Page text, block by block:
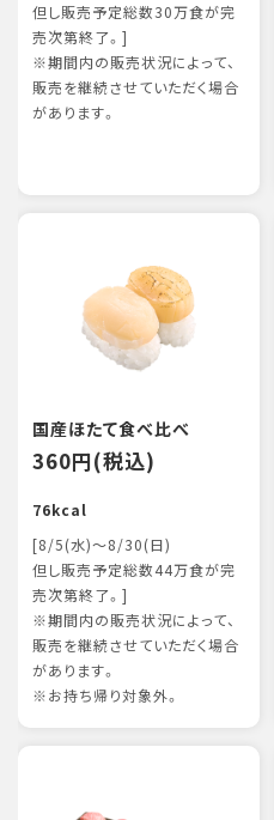
但し販売予定総数30万食が完
売次第終了。]
※期間内の販売状況によって、
販売を継続させていただく場合
があります。
国産ほたて食べ比べ
360円(税込)
76kcal
[8/5(水)～8/30(日)
但し販売予定総数44万食が完
売次第終了。]
※期間内の販売状況によって、
販売を継続させていただく場合
があります。
※お持ち帰り対象外。